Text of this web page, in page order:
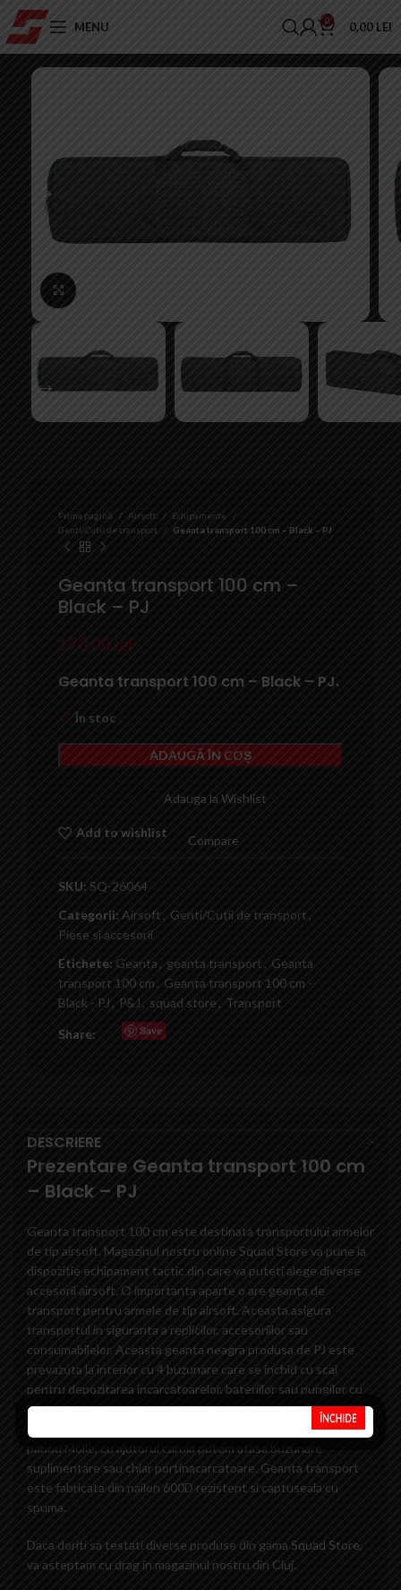
MENU 0 0,00 LEI
Prima pagină Airsoft
Echipamente
Genti/Cutii de transport
Geanta transport 100 cm – Black – PJ
Geanta transport 100 cm –
Black – PJ
170,00 lei
Geanta transport 100 cm – Black – PJ.
În stoc
ADAUGĂ ÎN COȘ
Adauga la Wishlist
Add to wishlist
Compare
SKU: SQ-26064
Categorii: Airsoft , Genti/Cutii de transport,
Piese si accesorii
Etichete: Geanta , geanta transport , Geanta
transport 100 cm , Geanta transport 100 cm -
Black - PJ , P&J , squad store , Transport
Share: Save
DESCRIERE
Prezentare Geanta transport 100 cm
– Black – PJ
Geanta transport 100 cm este destinata transportului armelor
de tip airsoft. Magazinul nostru online Squad Store va pune la
dispozitie echipament tactic din care va puteti alege diverse
accesorii airsoft. O importanta aparte o are geanta de
transport pentru armele de tip airsoft. Aceasta asigura
transportul in siguranta a replicilor, accesoriilor sau
consumabilelor. Aceasta geanta neagra produsa de PJ este
prevazuta la interior cu 4 buzunare care se inchid cu scai
pentru depozitarea incarcatoarelor, bateriilor sau pungilor cu
bile. Iar pentru a asigura arma, aceasta dispune de 3 buzunare
care se securizeaza cu scai. Pe exteriorul gentii se gaseste un
panou Molle, cu ajutorul caruia putem atasa buzunare
suplimentare sau chiar portinacarcatoare. Geanta transport
este fabricata din nailon 600D rezistent si captuseala cu
spuma.
Daca doriti sa testati diverse produse din gama Squad Store,
va asteptam cu drag in magazinul nostru din Cluj.